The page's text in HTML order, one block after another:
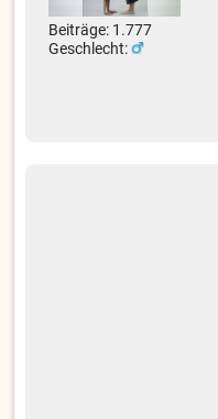
Beiträge: 1.777
Geschlecht: